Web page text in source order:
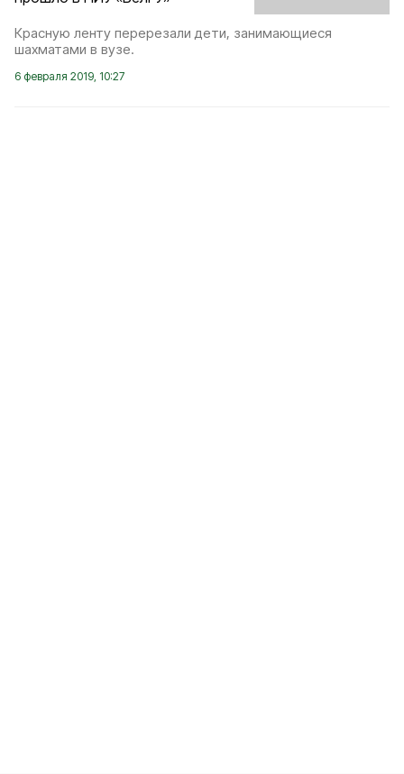
Красную ленту перерезали дети, занимающиеся
шахматами в вузе.
6 февраля 2019, 10:27